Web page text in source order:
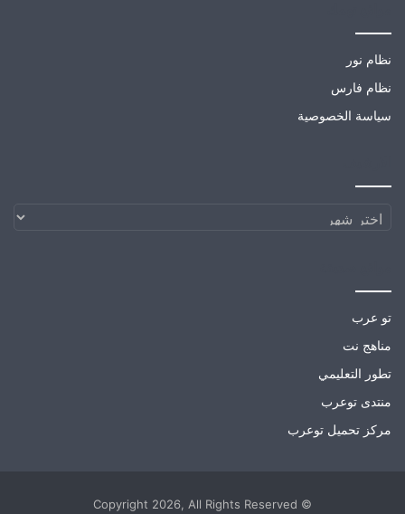
نظام نور
نظام فارس
سياسة الخصوصية
الارشيف
تو عرب
مناهج نت
تطور التعليمي
منتدى توعرب
مركز تحميل توعرب
© Copyright 2026, All Rights Reserved